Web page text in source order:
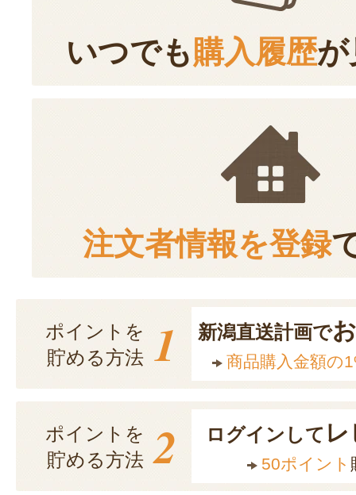
いつでも購入履歴が
注文者情報を登録
ポイントを
貯める方法 1 新潟直送計画で
商品購入金額の
ポイントを
貯める方法 2 ログインして
50ポイント